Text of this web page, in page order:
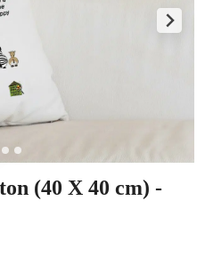
(40 X 40 cm) -